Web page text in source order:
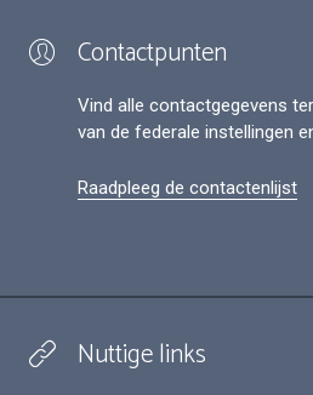
Contactpunten
Vind alle contactgegevens
van de federale instellingen
Raadpleeg de contactenlijst
Nuttige links